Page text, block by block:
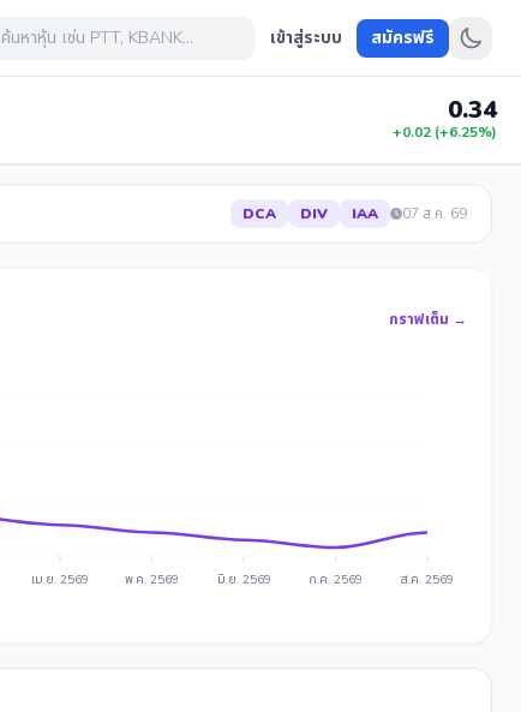
ค้นหาหุ้น เช่น PTT, KBANK... เข้าสู่ระบบ สมัครฟรี
0.34
+0.02 (+6.25%)
DCA DIV IAA 07 ส.ค. 69
กราฟเต็ม →
เม.ย. 2569 พ.ค. 2569 มิ.ย. 2569 ก.ค. 2569 ส.ค. 2569